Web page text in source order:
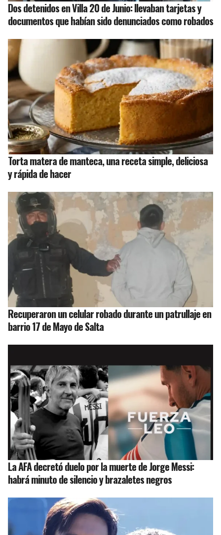
Dos detenidos en Villa 20 de Junio: llevaban tarjetas y
documentos que habían sido denunciados como robados
Torta matera de manteca, una receta simple, deliciosa
y rápida de hacer
Recuperaron un celular robado durante un patrullaje en
barrio 17 de Mayo de Salta
La AFA decretó duelo por la muerte de Jorge Messi:
habrá minuto de silencio y brazaletes negros